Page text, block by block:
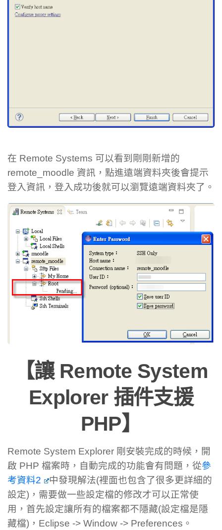
在 Remote Systems 可以看到剛剛新增的
remote_moodle 資訊，點進遠端資料夾後會提示
登入資訊，登入成功後就可以瀏覽遠端資料夾了。
【讓 Remote System
Explorer 插件支援
PHP】
Remote System Explorer 剛安裝完成的時候，開
啟 PHP 檔案時，自動完成的功能會有問題，從參
考資料2
中發現解法(裡面也包含了很多更詳細的
設定)，需要做一些設定檔的修改才可以正常使
用，首先設定讓所有的檔案都不隱藏(設定檔是隱
藏檔)，Eclipse -> Window -> Preferences。